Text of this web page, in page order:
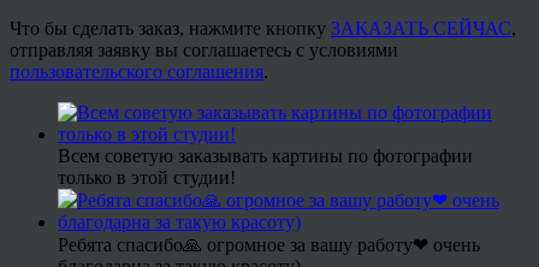
Что бы сделать заказ, нажмите кнопку ЗАКАЗАТЬ СЕЙЧАС,
отправляя заявку вы соглашаетесь с условиями
пользовательского соглашения.
Всем советую заказывать картины по фотографии
только в этой студии!
Ребята спасибо🙏 огромное за вашу работу❤ очень